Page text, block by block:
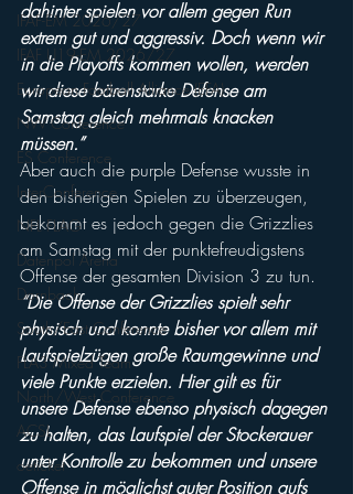
IFAF-EM 2026/27
IFAF U19-EM 2026/27
European Football Alliance (EFA)
NW Conference
ES Conference
InterConference
NFL FLAG
Datenpol Arena
Dornbach
South/East Conference
FLA3 Mixed Team
North/West Conference
ACSL
oeticket
dahinter spielen vor allem gegen Run
extrem gut und aggressiv. Doch wenn wir
in die Playoffs kommen wollen, werden
wir diese bärenstarke Defense am
Samstag gleich mehrmals knacken
müssen.”
Aber auch die purple Defense wusste in
den bisherigen Spielen zu überzeugen,
bekommt es jedoch gegen die Grizzlies
am Samstag mit der punktefreudigstens
Offense der gesamten Division 3 zu tun.
“Die Offense der Grizzlies spielt sehr
physisch und konnte bisher vor allem mit
Laufspielzügen große Raumgewinne und
viele Punkte erzielen. Hier gilt es für
unsere Defense ebenso physisch dagegen
zu halten, das Laufspiel der Stockerauer
unter Kontrolle zu bekommen und unsere
Offense in möglichst guter Position aufs